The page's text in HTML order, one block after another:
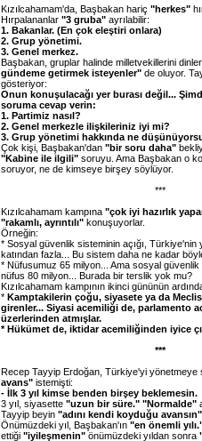
Kızılcahamam'da, Başbakan hariç "herkes"
Hırpalananlar "3 gruba" ayrılabilir:
1. Bakanlar. (En çok eleştiri onlara)
2. Grup yönetimi.
3. Genel merkez.
Başbakan, gruplar halinde milletvekillerini
gündeme getirmek isteyenler" de oluyor.
gösteriyor:
Onun konuşulacağı yer burası değil...
soruma cevap verin:
1. Partimiz nasıl?
2. Genel merkezle ilişkileriniz iyi mi?
3. Grup yönetimi hakkında ne
Çok kişi, Başbakan'dan "bir soru daha"
"Kabine ile ilgili" soruyu. Ama Başbakan o
soruyor, ne de kimseye birşey söylüyor.
***
Kızılcahamam kampına "çok iyi hazırlık
"rakamlı, ayrıntılı" konuşuyorlar.
Örneğin:
* Sosyal güvenlik sisteminin açığı, Türkiye'nin
katından fazla... Bu sistem daha ne kadar
* Nüfusumuz 65 milyon... Ama sosyal
nüfus 80 milyon... Burada bir terslik yok mu?
Kızılcahamam kampının ikinci gününün
* Kamptakilerin çoğu, siyasete ya da
girenler... Siyasi acemiliği de, parlamento
üzerlerinden atmışlar.
* Hükümet de, iktidar acemiliğinden iyice
***
Recep Tayyip Erdoğan, Türkiye'yi
avans" istemişti:
- İlk 3 yıl kimse benden birşey beklemesin.
3 yıl, siyasette "uzun bir süre." "Normalde"
Tayyip beyin "adını kendi koyduğu avansın"
Önümüzdeki yıl, Başbakan'ın "en önemli
ettiği "iyileşmenin" önümüzdeki yıldan sonra